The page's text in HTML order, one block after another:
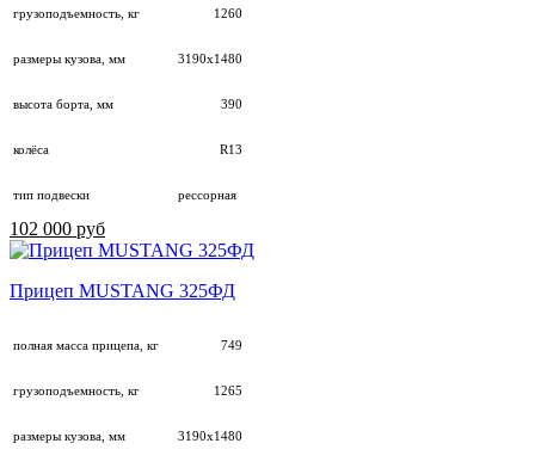
грузоподъемность, кг 1260
размеры кузова, мм 3190х1480
высота борта, мм 390
колёса R13
тип подвески рессорная
102 000 руб
Прицеп MUSTANG 325ФД
полная масса прицепа, кг 749
грузоподъемность, кг 1265
размеры кузова, мм 3190х1480